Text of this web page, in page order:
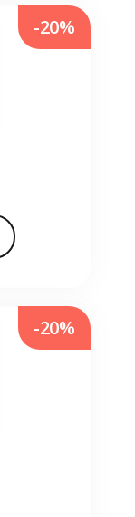
-20%
-20%